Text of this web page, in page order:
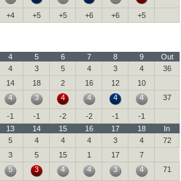
+4 +5 +5 +6 +6 +5
4 5 6 7 8 9
Out
4 3 5 4 3 4
36
14 18 2 16 12
10
4 3 4 4 4 4 37
-1 -1 -2 -2 -1
-1
13 14 15 16 17 18
In
5 4 4 4 3 4
72
3 5 15 1 17
7
5 3 4 4 3 4 71